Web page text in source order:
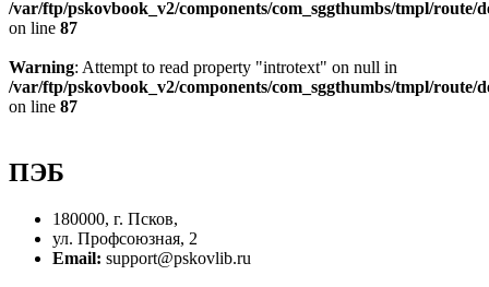
/var/ftp/pskovbook_v2/components/com_sggthumbs/tmpl/route/
on line 87
Warning: Attempt to read property "introtext" on null in
/var/ftp/pskovbook_v2/components/com_sggthumbs/tmpl/route/
on line 87
ПЭБ
180000, г. Псков,
ул. Профсоюзная, 2
Email: support@pskovlib.ru